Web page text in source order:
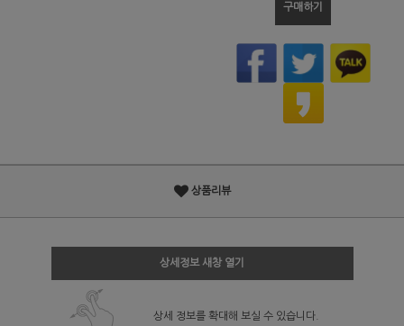
구매하기
상품리뷰
상세정보 새창 열기
상세 정보를 확대해 보실 수 있습니다.